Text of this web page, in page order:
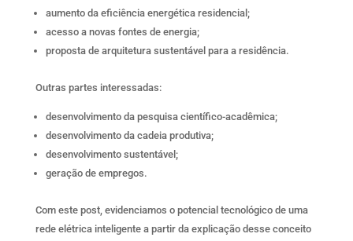
aumento da eficiência energética residencial;
acesso a novas fontes de energia;
proposta de arquitetura sustentável para a residência.
Outras partes interessadas:
desenvolvimento da pesquisa científico-acadêmica;
desenvolvimento da cadeia produtiva;
desenvolvimento sustentável;
geração de empregos.
Com este post, evidenciamos o potencial tecnológico de uma
rede elétrica inteligente a partir da explicação desse conceito